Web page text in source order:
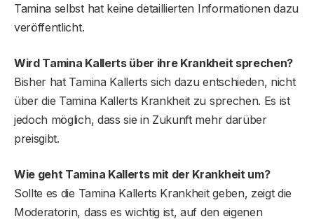
Tamina selbst hat keine detaillierten Informationen dazu
veröffentlicht.
Wird Tamina Kallerts über ihre Krankheit sprechen?
Bisher hat Tamina Kallerts sich dazu entschieden, nicht
über die Tamina Kallerts Krankheit zu sprechen. Es ist
jedoch möglich, dass sie in Zukunft mehr darüber
preisgibt.
Wie geht Tamina Kallerts mit der Krankheit um?
Sollte es die Tamina Kallerts Krankheit geben, zeigt die
Moderatorin, dass es wichtig ist, auf den eigenen